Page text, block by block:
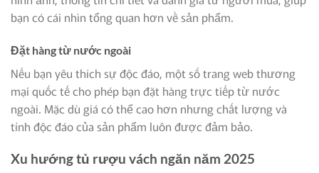
bạn có cái nhìn tổng quan hơn về sản phẩm.
Đặt hàng từ nước ngoài
Nếu bạn yêu thích sự độc đáo, một số trang web thương
mại quốc tế cho phép bạn đặt hàng trực tiếp từ nước
ngoài. Mặc dù giá có thể cao hơn nhưng chất lượng và
tính độc đáo của sản phẩm luôn được đảm bảo.
Xu hướng tủ rượu vách ngăn năm 2025